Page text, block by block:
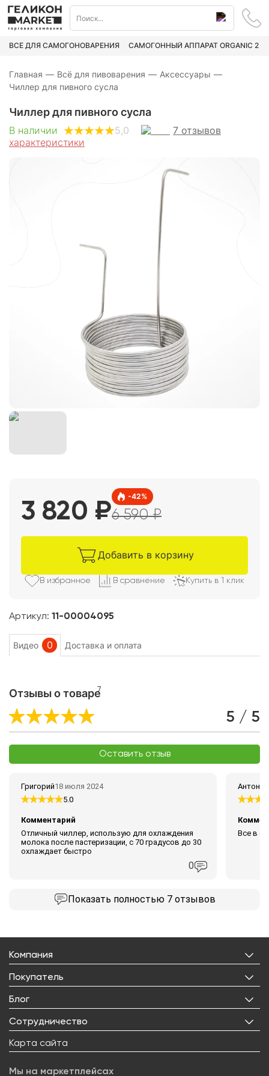
ВСЁ ДЛЯ САМОГОНОВАРЕНИЯ САМОГОННЫЙ АППАРАТ ORGANIC 2
Главная — Всё для пивоварения — Аксессуары —
Чиллер для пивного сусла
Чиллер для пивного сусла
В наличии 5,0 7 отзывов
характеристики
Артикул: 11-00004095
3 820 ₽
-42%
6 590₽
Добавить в корзину
В избранное В сравнение Купить в 1 клик
Видео 0 Доставка и оплата
Отзывы о товаре7
5 / 5
Оставить отзыв
Григорий18 июля 2024
5.0
Комментарий
Отличный чиллер, использую для охлаждения
молока после пастеризации, с 70 градусов до 30
охлаждает быстро
0
Антон
Все в
Показать полностью 7 отзывов
Компания
О нас
Лицензии
Реквизиты
Правовая информация
Контакты
Покупатель
Личный кабинет
Избранное
Доставка
Возврат товара
Блог
Все статьи
О товарах
Сотрудничество
Оптовым покупателям
Арендодателям
Карта сайта
Мы на маркетплейсах